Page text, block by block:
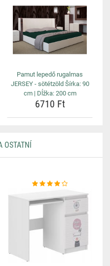
Pamut lepedő rugalmas
JERSEY - sötétzöld Šírka: 90
cm | Dĺžka: 200 cm
6710 Ft
OSTATNÍ